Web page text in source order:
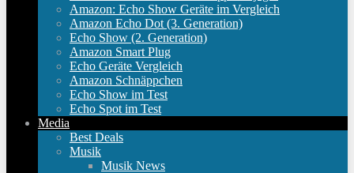
Amazon: Echo Show Geräte im Vergleich
Amazon Echo Dot (3. Generation)
Echo Show (2. Generation)
Amazon Smart Plug
Echo Geräte Vergleich
Amazon Schnäppchen
Echo Show im Test
Echo Spot im Test
Media
Best Deals
Musik
Musik News